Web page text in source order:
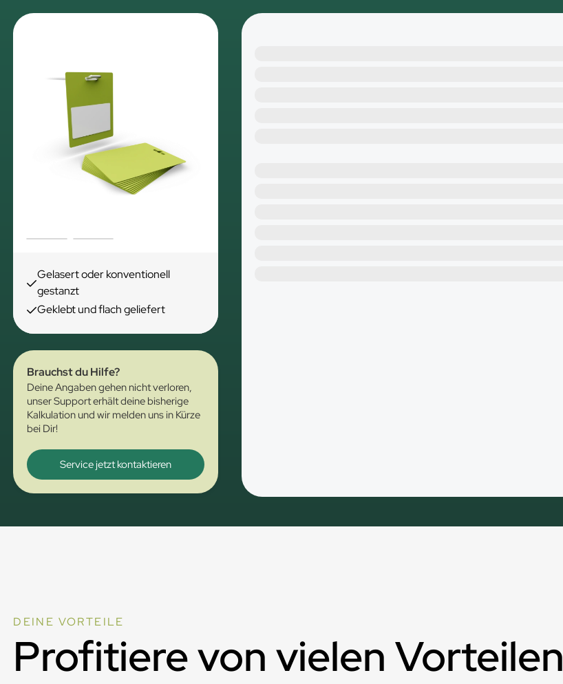
Gelasert oder konventionell
gestanzt
Geklebt und flach geliefert
Brauchst du Hilfe?
Deine Angaben gehen nicht verloren,
unser Support erhält deine bisherige
Kalkulation und wir melden uns in Kürze
bei Dir!
Service jetzt kontaktieren
DEINE VORTEILE
Profitiere von vielen Vorteilen